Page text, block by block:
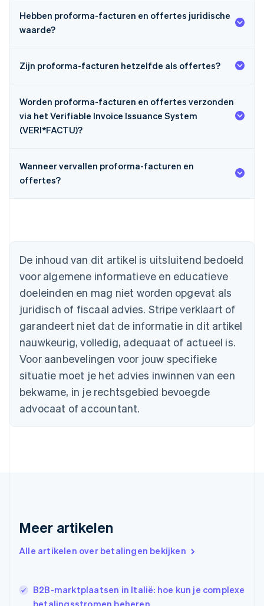
Hebben proforma-facturen en offertes juridische
waarde?
Zijn proforma-facturen hetzelfde als offertes?
Worden proforma-facturen en offertes verzonden
via het Verifiable Invoice Issuance System
(VERI*FACTU)?
Wanneer vervallen proforma-facturen en
offertes?
De inhoud van dit artikel is uitsluitend bedoeld
voor algemene informatieve en educatieve
doeleinden en mag niet worden opgevat als
juridisch of fiscaal advies. Stripe verklaart of
garandeert niet dat de informatie in dit artikel
nauwkeurig, volledig, adequaat of actueel is.
Voor aanbevelingen voor jouw specifieke
situatie moet je het advies inwinnen van een
bekwame, in je rechtsgebied bevoegde
advocaat of accountant.
Meer artikelen
Alle artikelen over betalingen bekijken
B2B-marktplaatsen in Italië: hoe kun je complexe
Australië
English
België
NederlandsFrançaisDeutschEnglish
Brazilië
Bulgarije
English
Canada
EnglishFrançais
Cyprus
English
English
Duitsland
Griekenland
Hongarije
English简体中文
Ierland